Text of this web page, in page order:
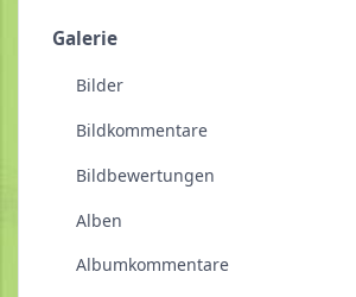
Galerie
Bilder
Bildkommentare
Bildbewertungen
Alben
Albumkommentare